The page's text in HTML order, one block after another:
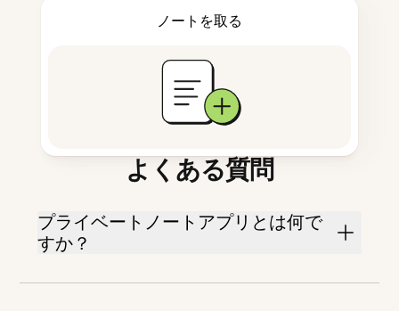
ノートを取る
よくある質問
プライベートノートアプリとは何で
すか？